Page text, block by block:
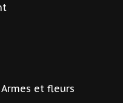
et fleurs